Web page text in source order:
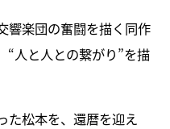
響楽団の奮闘を描く同作
“人と人との繋がり”を描
た松本を、還暦を迎え